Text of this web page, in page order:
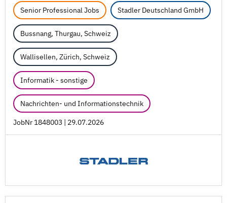
Senior Professional Jobs Stadler Deutschland GmbH
Bussnang, Thurgau, Schweiz
Wallisellen, Zürich, Schweiz
Informatik - sonstige
Nachrichten- und Informationstechnik
JobNr 1848003 | 29.07.2026